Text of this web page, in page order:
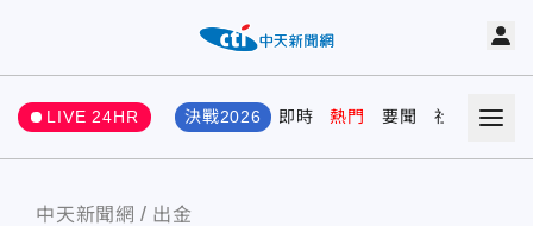
LIVE 24HR 決戰2026 即時 熱門 要聞 社會 娛樂
中天新聞網 出金